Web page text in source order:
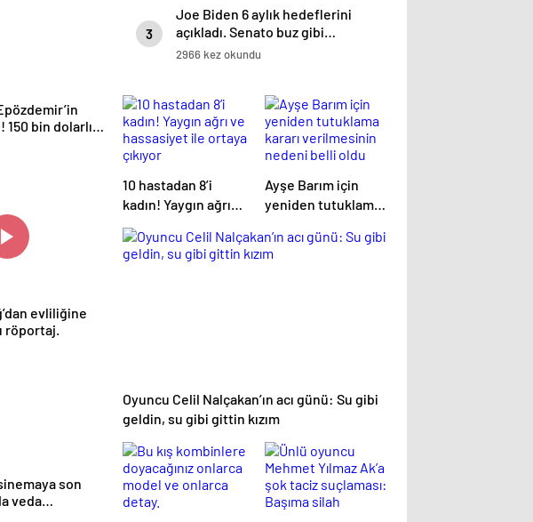
150 bin dolarlık
evliliğine
röportaj.
son
veda
3
Joe Biden 6 aylık hedeflerini
açıkladı. Senato buz gibi…
2966 kez okundu
10 hastadan 8’i
kadın! Yaygın ağrı
ve hassasiyet ile
ortaya çıkıyor
Ayşe Barım için
yeniden tutuklama
nedeni belli oldu
Oyuncu Celil Nalçakan’ın acı günü: Su gibi
geldin, su gibi gittin kızım